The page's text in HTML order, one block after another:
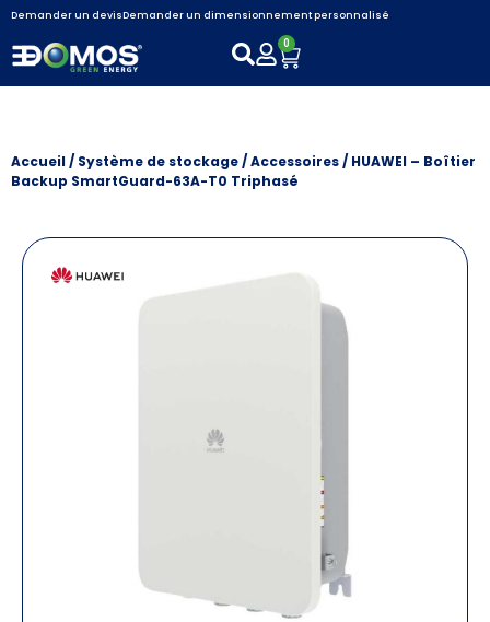
Demander un devisDemander un dimensionnement personnalisé
0
Accueil/ Système de stockage/Accessoires/ HUAWEI – Boîtier
Backup SmartGuard-63A-T0 Triphasé